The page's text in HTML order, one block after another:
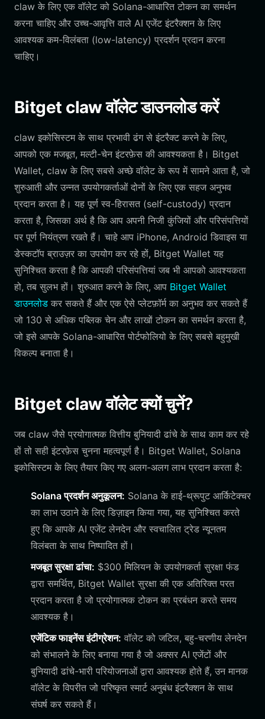
claw के लिए एक वॉलेट को Solana-आधारित टोकन का समर्थन
करना चाहिए और उच्च-आवृत्ति वाले AI एजेंट इंटरैक्शन के लिए
आवश्यक कम-विलंबता (low-latency) प्रदर्शन प्रदान करना
चाहिए।
Bitget claw वॉलेट डाउनलोड करें
claw इकोसिस्टम के साथ प्रभावी ढंग से इंटरैक्ट करने के लिए,
आपको एक मजबूत, मल्टी-चेन इंटरफ़ेस की आवश्यकता है। Bitget
Wallet, claw के लिए सबसे अच्छे वॉलेट के रूप में सामने आता है, जो
शुरुआती और उन्नत उपयोगकर्ताओं दोनों के लिए एक सहज अनुभव
प्रदान करता है। यह पूर्ण स्व-हिरासत (self-custody) प्रदान
करता है, जिसका अर्थ है कि आप अपनी निजी कुंजियों और परिसंपत्तियों
पर पूर्ण नियंत्रण रखते हैं। चाहे आप iPhone, Android डिवाइस या
डेस्कटॉप ब्राउज़र का उपयोग कर रहे हों, Bitget Wallet यह
सुनिश्चित करता है कि आपकी परिसंपत्तियां जब भी आपको आवश्यकता
हो, तब सुलभ हों। शुरुआत करने के लिए, आप Bitget Wallet
डाउनलोड कर सकते हैं और एक ऐसे प्लेटफ़ॉर्म का अनुभव कर सकते हैं
जो 130 से अधिक पब्लिक चेन और लाखों टोकन का समर्थन करता है,
जो इसे आपके Solana-आधारित पोर्टफोलियो के लिए सबसे बहुमुखी
विकल्प बनाता है।
Bitget claw वॉलेट क्यों चुनें?
जब claw जैसे प्रयोगात्मक वित्तीय बुनियादी ढांचे के साथ काम कर रहे
हों तो सही इंटरफ़ेस चुनना महत्वपूर्ण है। Bitget Wallet, Solana
इकोसिस्टम के लिए तैयार किए गए अलग-अलग लाभ प्रदान करता है:
Solana प्रदर्शन अनुकूलन: Solana के हाई-थ्रूपुट आर्किटेक्चर
का लाभ उठाने के लिए डिज़ाइन किया गया, यह सुनिश्चित करते
हुए कि आपके AI एजेंट लेनदेन और स्वचालित ट्रेड न्यूनतम
विलंबता के साथ निष्पादित हों।
मजबूत सुरक्षा ढांचा: $300 मिलियन के उपयोगकर्ता सुरक्षा फंड
द्वारा समर्थित, Bitget Wallet सुरक्षा की एक अतिरिक्त परत
प्रदान करता है जो प्रयोगात्मक टोकन का प्रबंधन करते समय
आवश्यक है।
एजेंटिक फाइनेंस इंटीग्रेशन: वॉलेट को जटिल, बहु-चरणीय लेनदेन
को संभालने के लिए बनाया गया है जो अक्सर AI एजेंटों और
बुनियादी ढांचे-भारी परियोजनाओं द्वारा आवश्यक होते हैं, उन मानक
वॉलेट के विपरीत जो परिष्कृत स्मार्ट अनुबंध इंटरैक्शन के साथ
संघर्ष कर सकते हैं।